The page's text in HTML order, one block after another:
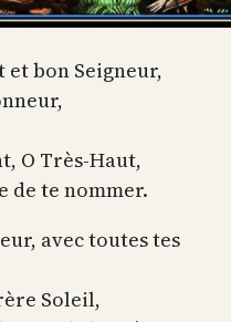
bon Seigneur,
O Très-Haut,
de te nommer.
avec toutes tes
Soleil,